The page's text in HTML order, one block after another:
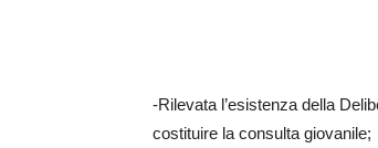
-Rilevata l’esistenza della
costituire la consulta giovanile;